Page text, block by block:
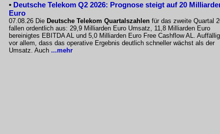
• Deutsche Telekom Q2 2026: Prognose steigt auf 20
Euro
07.08.26 Die Deutsche Telekom Quartalszahlen für das zweite Quartal
fallen ordentlich aus: 29,9 Milliarden Euro Umsatz, 11,8 Milliarden Euro
bereinigtes EBITDA AL und 5,0 Milliarden Euro Free Cashflow AL.
vor allem, dass das operative Ergebnis deutlich schneller wächst als der
Umsatz. Auch ...mehr